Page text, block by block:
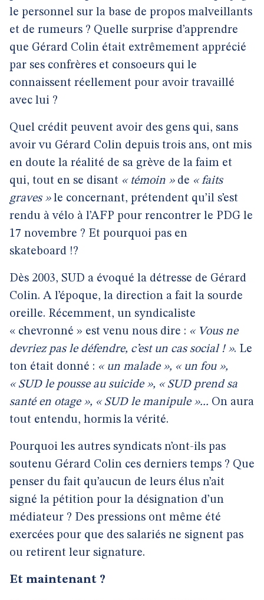
le personnel sur la base de propos malveillants
et de rumeurs ? Quelle surprise d’apprendre
que Gérard Colin était extrêmement apprécié
par ses confrères et consoeurs qui le
connaissent réellement pour avoir travaillé
avec lui ?
Quel crédit peuvent avoir des gens qui, sans
avoir vu Gérard Colin depuis trois ans, ont mis
en doute la réalité de sa grève de la faim et
qui, tout en se disant « témoin »de « faits
graves »le concernant, prétendent qu’il s’est
rendu à vélo à l’AFP pour rencontrer le PDG le
17 novembre ? Et pourquoi pas en
skateboard !?
Dès 2003, SUD a évoqué la détresse de Gérard
Colin. A l’époque, la direction a fait la sourde
oreille. Récemment, un syndicaliste
« chevronné » est venu nous dire : « Vous ne
devriez pas le défendre, c’est un cas social ! ». Le
ton était donné : « un malade », « un fou »,
« SUD le pousse au suicide », « SUD prend sa
santé en otage », « SUD le manipule »... On aura
tout entendu, hormis la vérité.
Pourquoi les autres syndicats n’ont-ils pas
soutenu Gérard Colin ces derniers temps ? Que
penser du fait qu’aucun de leurs élus n’ait
signé la pétition pour la désignation d’un
médiateur ? Des pressions ont même été
exercées pour que des salariés ne signent pas
ou retirent leur signature.
Et maintenant ?